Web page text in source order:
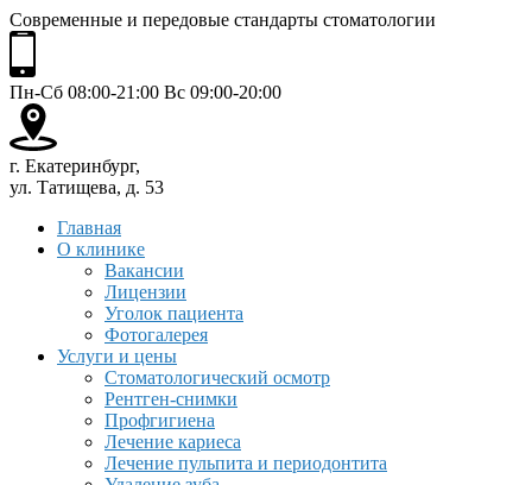
Современные и передовые стандарты стоматологии
Пн-Сб 08:00-21:00 Вс 09:00-20:00
г. Екатеринбург,
ул. Татищева, д. 53
Главная
О клинике
Вакансии
Лицензии
Уголок пациента
Фотогалерея
Услуги и цены
Стоматологический осмотр
Рентген-снимки
Профгигиена
Лечение кариеса
Лечение пульпита и периодонтита